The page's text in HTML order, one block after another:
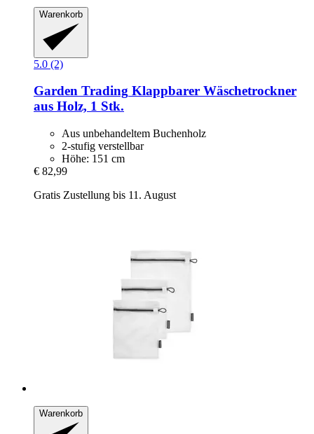
Warenkorb
5.0 (2)
Garden Trading Klappbarer Wäschetrockner
aus Holz, 1 Stk.
Aus unbehandeltem Buchenholz
2-stufig verstellbar
Höhe: 151 cm
€ 82,99
Gratis Zustellung bis 11. August
Warenkorb